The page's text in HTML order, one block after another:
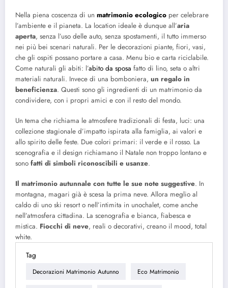
Nella piena coscenza di un matrimonio ecologico per celebrare
l’ambiente e il pianeta. La location ideale è dunque all’aria
aperta, senza l’uso delle auto, senza spostamenti, il tutto immerso
nei più bei scenari naturali. Per le decorazioni piante, fiori, vasi,
che gli ospiti possano portare a casa. Menu bio e carta riciclabile.
Come naturali gli abiti: l’abito da sposa fatto di lino, seta o altri
materiali naturali. Invece di una bomboniera, un regalo in
beneficienza. Questi sono gli ingredienti di un matrimonio da
condividere, con i propri amici e con il resto del mondo.
Un tema che richiama le atmosfere tradizionali di festa, luci: una
collezione stagionale d’impatto ispirata alla famiglia, ai valori e
allo spirito delle feste. Due colori primari: il verde e il rosso. La
scenografia e il design richiamano il Natale non troppo lontano e
sono fatti di simboli riconoscibili e usanze.
Il matrimonio autunnale con tutte le sue note suggestive. In
montagna, magari già è scesa la prima neve. Allora meglio al
caldo di uno ski resort o nell’intimita in unochalet, come anche
nell’atmosfera cittadina. La scenografia e bianca, fiabesca e
mistica. Fiocchi di neve, reali o decorativi, creano il mood, total
white.
Tag
Decorazioni Matrimonio Autunno Eco Matrimonio